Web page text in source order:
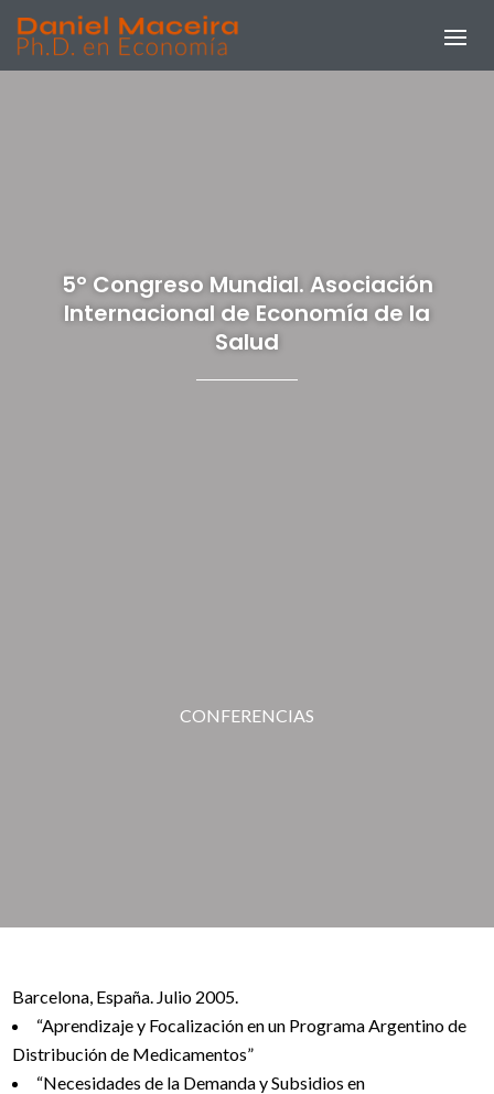
5º Congreso Mundial. Asociación
Internacional de Economía de la
Salud
CONFERENCIAS
Barcelona, España. Julio 2005.
“Aprendizaje y Focalización en un Programa Argentino de
Distribución de Medicamentos”
“Necesidades de la Demanda y Subsidios en